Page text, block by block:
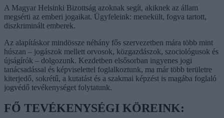
A Magyar Helsinki Bizottság azoknak segít, akiknek az állam
megsérti az emberi jogaikat. Ügyfeleink: menekült, fogva tartott,
diszkriminált emberek.
Az alapításkor mindössze néhány fős szervezetben mára több mint
húszan – jogászok mellett orvosok, közgazdászok, szociológusok és
újságírók – dolgozunk. Kezdetben elsősorban ingyenes jogi
tanácsadással és képviselettel foglalkoztunk, ma már több területre
kiterjedő, sokrétű, a kutatást és a szakmai képzést is magába foglaló
jogvédő tevékenységet folytatunk.
FŐ TEVÉKENYSÉGI KÖREINK: